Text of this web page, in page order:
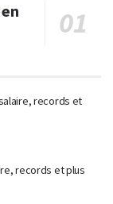
records et
records et plus